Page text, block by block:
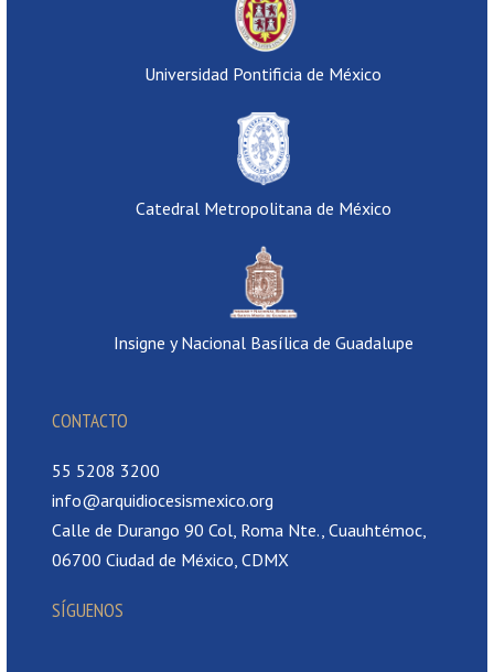
Universidad Pontificia de México
Catedral Metropolitana de México
Insigne y Nacional Basílica de Guadalupe
CONTACTO
55 5208 3200
info@arquidiocesismexico.org
Calle de Durango 90 Col, Roma Nte., Cuauhtémoc,
06700 Ciudad de México, CDMX
SÍGUENOS